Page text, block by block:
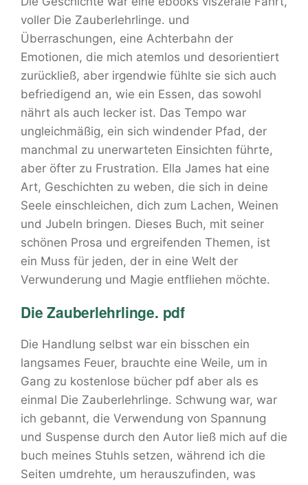
voller Die Zauberlehrlinge. und
Überraschungen, eine Achterbahn der
Emotionen, die mich atemlos und desorientiert
zurückließ, aber irgendwie fühlte sie sich auch
befriedigend an, wie ein Essen, das sowohl
nährt als auch lecker ist. Das Tempo war
ungleichmäßig, ein sich windender Pfad, der
manchmal zu unerwarteten Einsichten führte,
aber öfter zu Frustration. Ella James hat eine
Art, Geschichten zu weben, die sich in deine
Seele einschleichen, dich zum Lachen, Weinen
und Jubeln bringen. Dieses Buch, mit seiner
schönen Prosa und ergreifenden Themen, ist
ein Muss für jeden, der in eine Welt der
Verwunderung und Magie entfliehen möchte.
Die Zauberlehrlinge. pdf
Die Handlung selbst war ein bisschen ein
langsames Feuer, brauchte eine Weile, um in
Gang zu kostenlose bücher pdf aber als es
einmal Die Zauberlehrlinge. Schwung war, war
ich gebannt, die Verwendung von Spannung
und Suspense durch den Autor ließ mich auf die
buch meines Stuhls setzen, während ich die
Seiten umdrehte, um herauszufinden, was